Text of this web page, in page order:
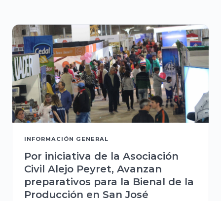
INFORMACIÓN GENERAL
Por iniciativa de la Asociación
Civil Alejo Peyret, Avanzan
preparativos para la Bienal de la
Producción en San José